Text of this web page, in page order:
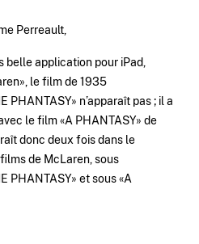
Perreault,
belle application pour iPad,
le film de 1935
PHANTASY» n’apparaît pas ; il a
le film «A PHANTASY» de
donc deux fois dans le
de McLaren, sous
PHANTASY» et sous «A